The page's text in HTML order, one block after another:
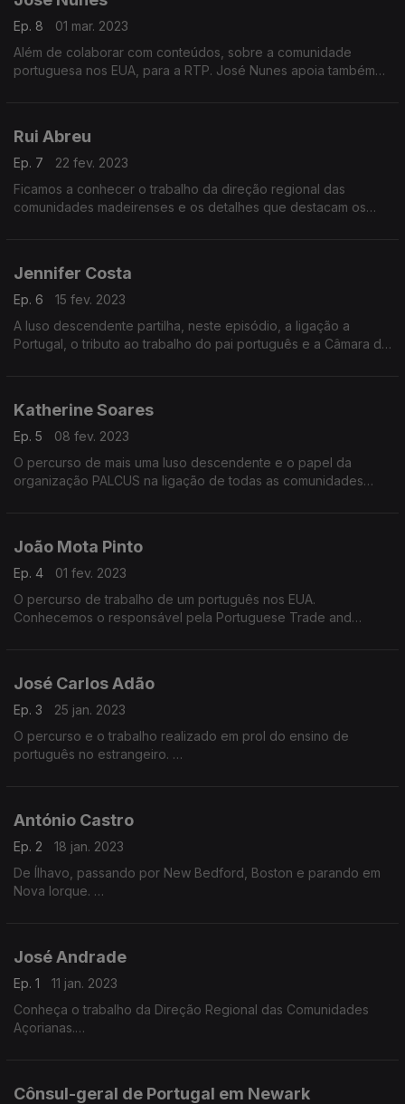
Ep. 8
01 mar. 2023
Além de colaborar com conteúdos, sobre a comunidade
portuguesa nos EUA, para a RTP. José Nunes apoia também
Rui Abreu
Ep. 7
22 fev. 2023
Ficamos a conhecer o trabalho da direção regional das
comunidades madeirenses e os detalhes que destacam os
Jennifer Costa
Ep. 6
15 fev. 2023
A luso descendente partilha, neste episódio, a ligação a
Portugal, o tributo ao trabalho do pai português e a Câmara de
Katherine Soares
Ep. 5
08 fev. 2023
O percurso de mais uma luso descendente e o papel da
organização PALCUS na ligação de todas as comunidades
João Mota Pinto
Ep. 4
01 fev. 2023
O percurso de trabalho de um português nos EUA.
Conhecemos o responsável pela Portuguese Trade and
José Carlos Adão
Ep. 3
25 jan. 2023
O percurso e o trabalho realizado em prol do ensino de
português no estrangeiro.
António Castro
Ep. 2
18 jan. 2023
De Ílhavo, passando por New Bedford, Boston e parando em
Nova Iorque.
José Andrade
Ep. 1
11 jan. 2023
Conheça o trabalho da Direção Regional das Comunidades
Açorianas.
Cônsul-geral de Portugal em Newark